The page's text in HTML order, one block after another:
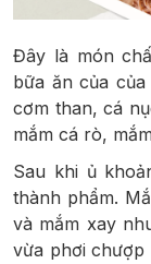
Đây là món
bữa ăn của
cơm than, cá
mắm cá rò,
Sau khi ủ
thành phẩm.
và mắm xay
vừa phơi chượp